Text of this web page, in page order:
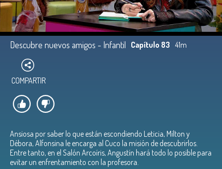
Descubre nuevos amigos - Infantil Capítulo 83 41m
COMPARTIR
Ansiosa por saber lo que están escondiendo Leticia, Milton y
Débora, Alfonsina le encarga al Cuco la misión de descubrirlos.
Entre tanto, en el Salón Arcoíris, Angustín hará todo lo posible para
evitar un enfrentamiento con la profesora.